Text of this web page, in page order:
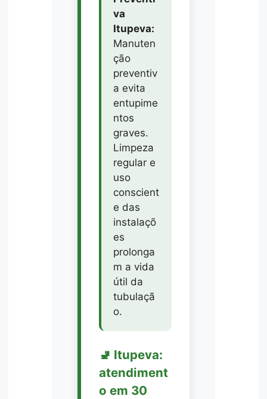
va
Itupeva:
Manuten
ção
preventiv
a evita
entupime
ntos
graves.
Limpeza
regular e
uso
conscient
e das
instalaçõ
es
prolonga
m a vida
útil da
tubulaçã
o.
🚽 Itupeva:
atendiment
o em 30